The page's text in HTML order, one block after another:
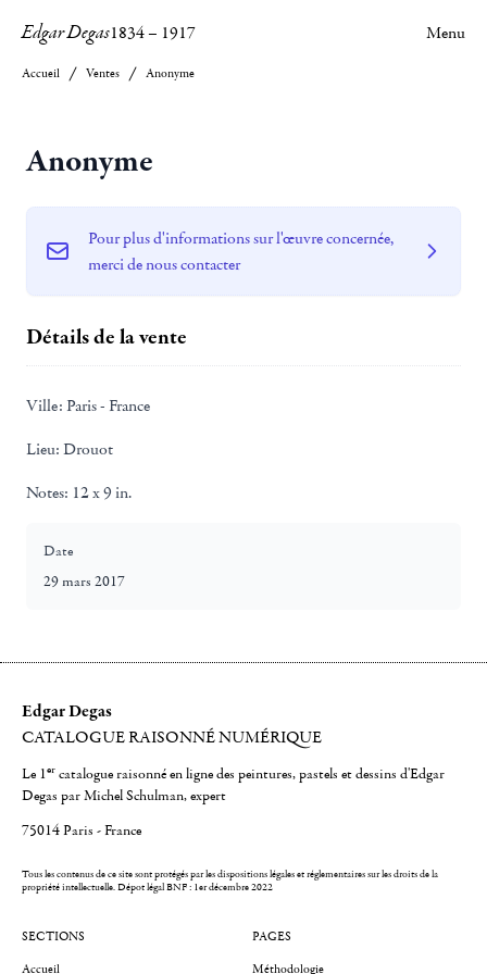
Edgar Degas1834– 1917 Menu
Accueil Ventes Anonyme
Anonyme
Pour plus d'informations sur l'œuvre concernée,
merci de nous contacter
Détails de la vente
Ville: Paris - France
Lieu: Drouot
Notes: 12 x 9 in.
Date
29 mars 2017
Edgar Degas
CATALOGUE RAISONNÉ NUMÉRIQUE
Le 1er catalogue raisonné en ligne des peintures, pastels et dessins d'Edgar
Degas par Michel Schulman, expert
75014 Paris - France
Tous les contenus de ce site sont protégés par les dispositions légales et réglementaires sur les droits de la
propriété intellectuelle.Dépot légal BNF : 1er décembre 2022
SECTIONS
Accueil
PAGES
Méthodologie